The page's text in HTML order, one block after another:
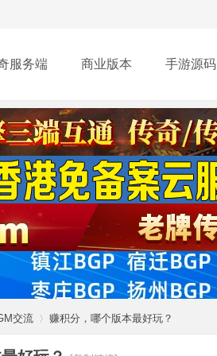
服务端 商业版本 手游源码
交流 赚积分，哪个版本最好玩？